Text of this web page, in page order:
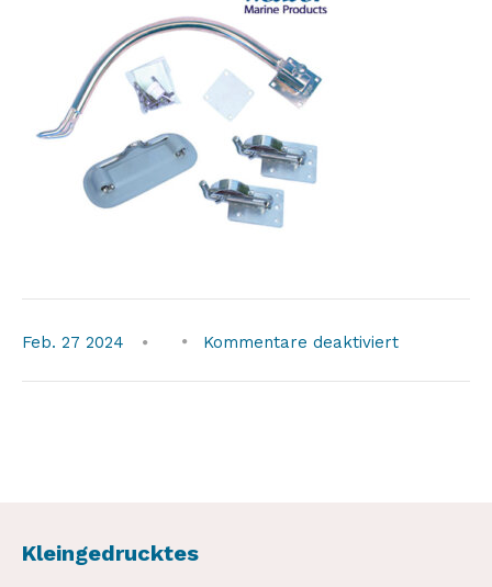
Feb. 27 2024 Kommentare deaktiviertfür
Kleingedrucktes